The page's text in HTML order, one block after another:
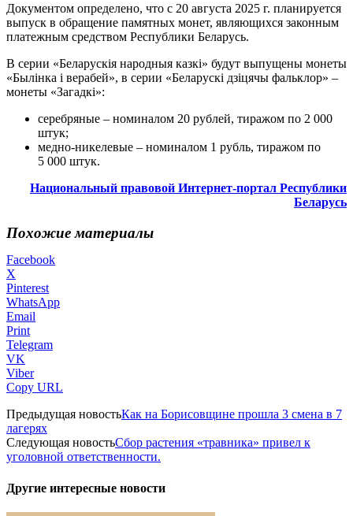
Документом определено, что с 20 августа 2025 г. планируется
выпуск в обращение памятных монет, являющихся законным
платежным средством Республики Беларусь.
В серии «Беларускія народныя казкі» будут выпущены монеты
«Былінка і верабей», в серии «Беларускі дзіцячы фальклор» –
монеты «Загадкі»:
серебряные – номиналом 20 рублей, тиражом по 2 000
штук;
медно-никелевые – номиналом 1 рубль, тиражом по
5 000 штук.
Национальный правовой Интернет-портал Республики
Беларусь
Похожие материалы
Facebook
X
Pinterest
WhatsApp
Email
Print
Telegram
VK
Viber
Copy URL
Предыдущая новостьКак на Борисовщине прошла 3 смена в 7
лагерях
Следующая новостьСбор растения «травника» привел к
уголовной ответственности.
Другие интересные новости